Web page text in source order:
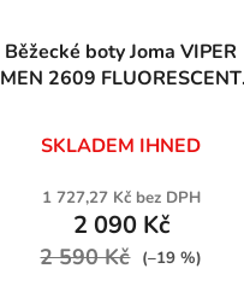
Běžecké boty Joma VIPER
MEN 2609 FLUORESCENT
SKLADEM IHNED
1 727,27 Kč bez DPH
2 090 Kč
2 590 Kč (–19 %)